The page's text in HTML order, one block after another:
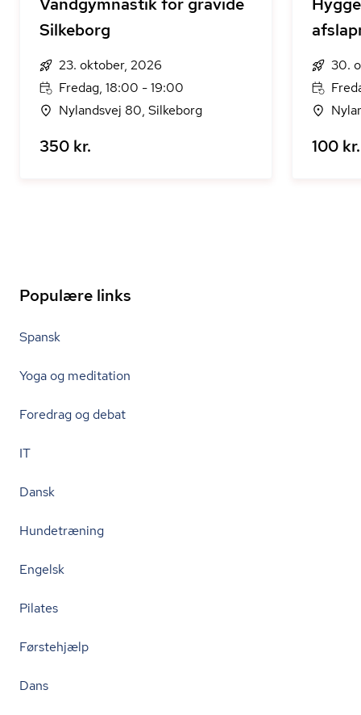
Silkeborg
23. oktober, 2026
Fredag, 18:00 - 19:00
Nylandsvej 80, Silkeborg
350 kr.
30.
100 kr.
Populære links
Spansk
Yoga og meditation
Foredrag og debat
IT
Dansk
Hundetræning
Engelsk
Pilates
Førstehjælp
Dans